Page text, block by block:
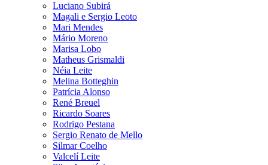
Luciano Subirá
Magali e Sergio Leoto
Mari Mendes
Mário Moreno
Marisa Lobo
Matheus Grismaldi
Néia Leite
Melina Botteghin
Patrícia Alonso
René Breuel
Ricardo Soares
Rodrigo Pestana
Sergio Renato de Mello
Silmar Coelho
Valcelí Leite